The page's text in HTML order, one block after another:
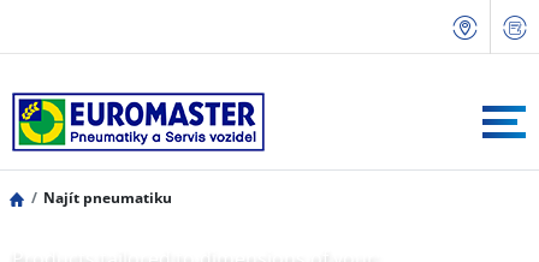
Najít pneumatiku